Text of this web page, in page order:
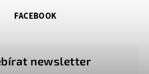
newsletter
FACEBOOK